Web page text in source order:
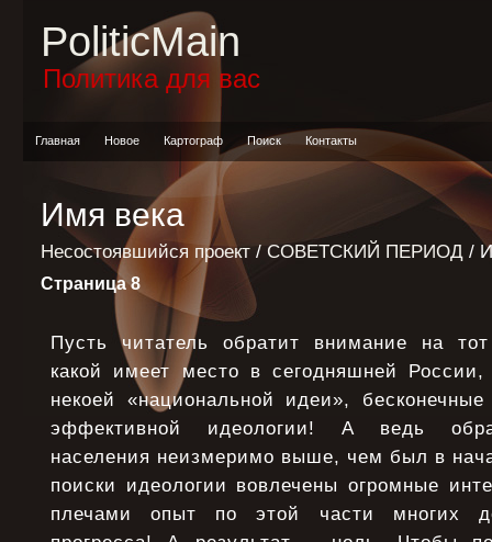
PoliticMain
Политика для вас
Главная Новое Картограф Поиск Контакты
Имя века
Несостоявшийся проект / СОВЕТСКИЙ ПЕРИОД /
Страница 8
Пусть читатель обратит внимание на
какой имеет место в сегодняшней
некоей «национальной идеи»,
эффективной идеологии! А ведь
населения неизмеримо выше, чем был в
поиски идеологии вовлечены огромные
плечами опыт по этой части многих